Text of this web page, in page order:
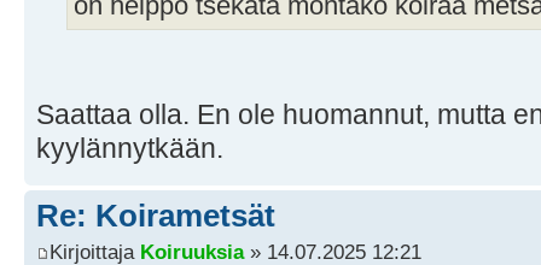
on helppo tsekata montako koiraa
Saattaa olla. En ole huomannut, mutta
kyylännytkään.
Re: Koirametsät
Kirjoittaja Koiruuksia» 14.07.2025 12:21